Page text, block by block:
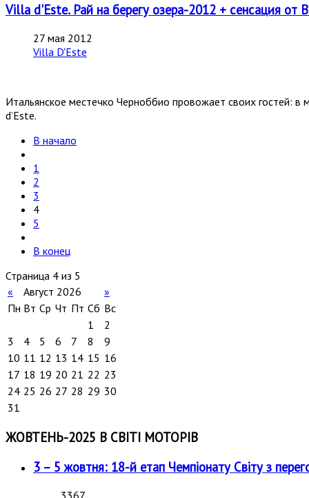
Villa d'Este. Рай на берегу озера-2012 + сенсация от
27 мая 2012
Villa D'Este
Итальянское местечко Черноббио провожает своих гостей:
d’Este.
В начало
1
2
3
4
5
В конец
Страница 4 из 5
«
Август 2026
»
Пн Вт Ср Чт Пт Сб Вс
1
2
3
4 5 6 7 8
9
10 11 12 13 14 15 16
17 18 19 20 21 22 23
24 25 26 27 28 29 30
31
ЖОВТЕНЬ-2025 В СВІТІ МОТОРІВ
3 – 5 жовтня: 18-й етап Чемпіонату Світу з
3367